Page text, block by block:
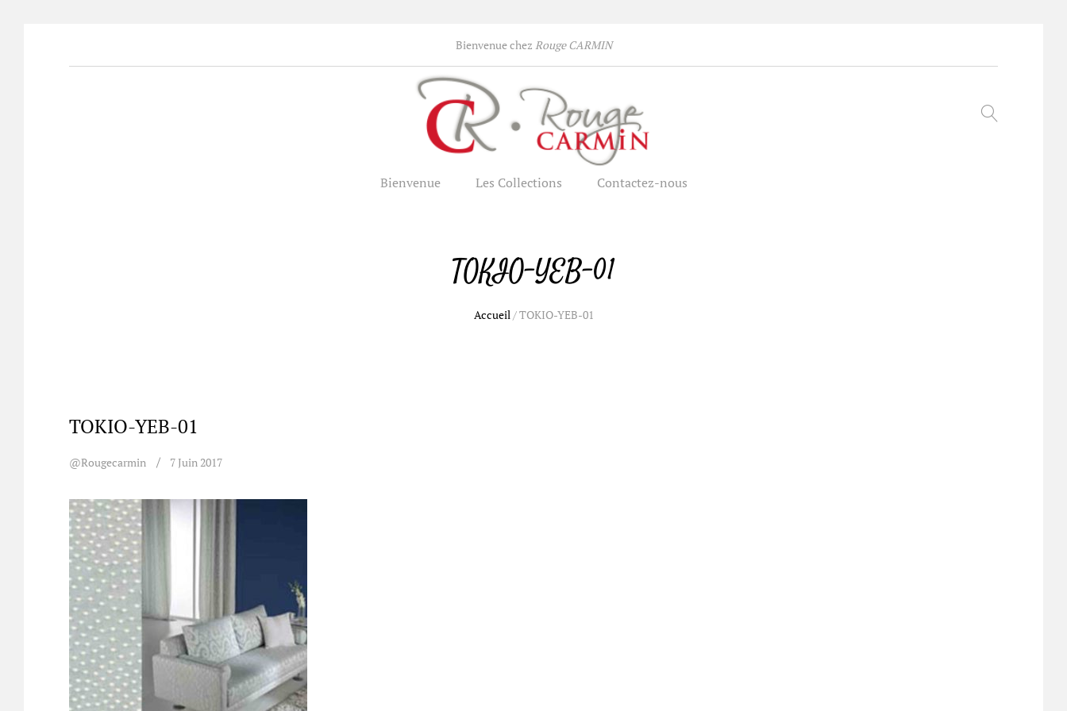
Bienvenue chez Rouge CARMIN
Bienvenue Les Collections Contactez-nous
TOKIO-YEB-01
Accueil/TOKIO-YEB-01
TOKIO-YEB-01
@rougecarmin 7 Juin 2017